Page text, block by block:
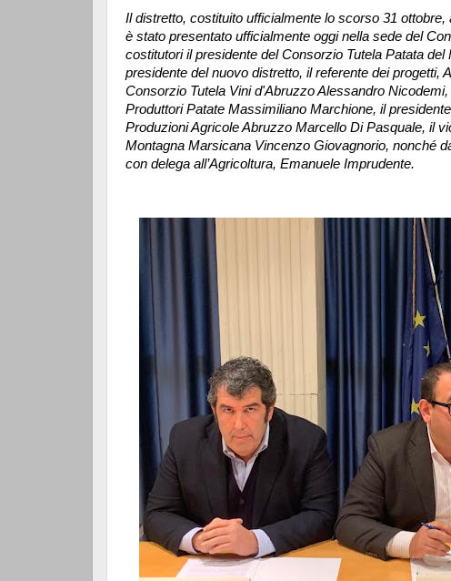
Il distretto, costituito ufficialmente lo scorso 31
è stato presentato ufficialmente oggi nella sede del
costitutori il presidente del Consorzio Tutela Patata
presidente del nuovo distretto, il referente dei progetti,
Consorzio Tutela Vini d'Abruzzo Alessandro
Produttori Patate Massimiliano Marchione, il
Produzioni Agricole Abruzzo Marcello Di Pasquale, il
Montagna Marsicana Vincenzo Giovagnorio, nonché
con delega all’Agricoltura, Emanuele Imprudente.